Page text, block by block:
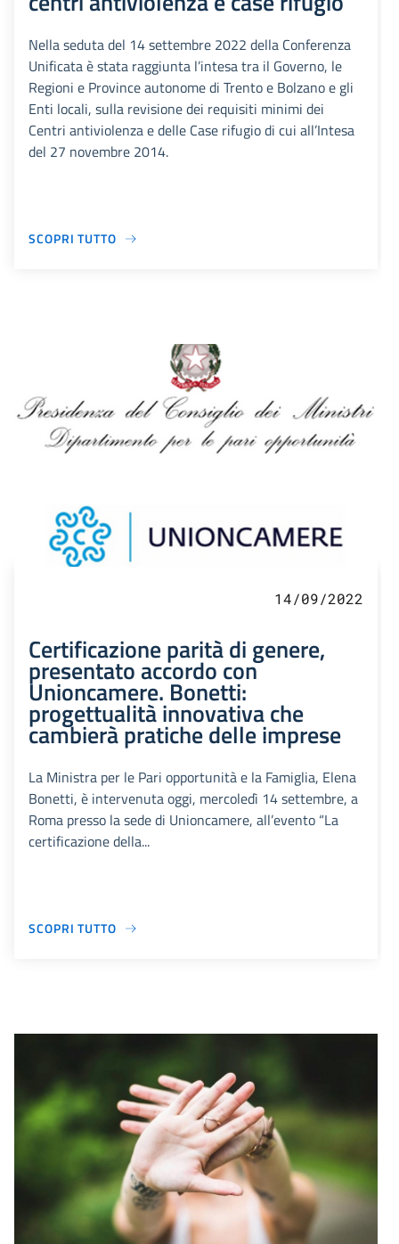
Nella seduta del 14 settembre 2022 della Conferenza
Unificata è stata raggiunta l’intesa tra il Governo, le
Regioni e Province autonome di Trento e Bolzano e gli
Enti locali, sulla revisione dei requisiti minimi dei
Centri antiviolenza e delle Case rifugio di cui all’Intesa
del 27 novembre 2014.
SCOPRI TUTTO
14/09/2022
Certificazione parità di genere,
presentato accordo con
Unioncamere. Bonetti:
progettualità innovativa che
cambierà pratiche delle imprese
La Ministra per le Pari opportunità e la Famiglia, Elena
Bonetti, è intervenuta oggi, mercoledì 14 settembre, a
Roma presso la sede di Unioncamere, all’evento “La
certificazione della...
SCOPRI TUTTO